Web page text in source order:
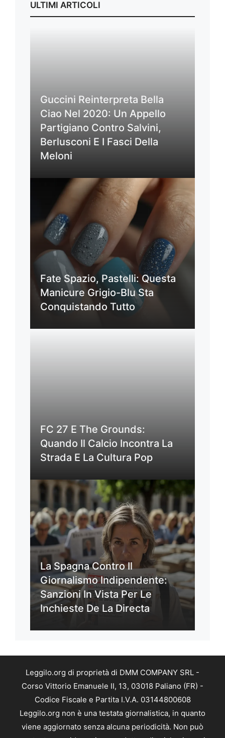
ULTIMI ARTICOLI
Guccini Reinterpreta Bella
Ciao Nel 2020: Un Appello
Partigiano Contro Salvini,
Berlusconi E I Fasci Della
Meloni
Fate Spazio, Pastelli: Questa
Manicure Grigio-Blu Sta
Conquistando Tutto
FC 27 E The Grounds:
Quando Il Calcio Incontra La
Strada E La Cultura Pop
La Spagna Contro Il
Giornalismo Indipendente:
Sanzioni In Vista Per Le
Inchieste De La Directa
Leggilo.org di proprietà di DMM COMPANY SRL -
Corso Vittorio Emanuele II, 13, 03018 Paliano (FR) -
Codice Fiscale e Partita I.V.A. 03144800608
Leggilo.org non è una testata giornalistica, in quanto
viene aggiornato senza alcuna periodicità. Non può